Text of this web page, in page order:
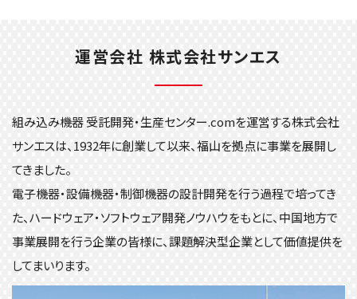
運営会社 株式会社サンエス
組み込み機器 受託開発・生産センター.comを運営する株式会社
サンエスは、1932年に創業して以来、福山を拠点に事業を展開し
てきました。
電子機器・設備機器・制御機器の設計開発を行う過程で培ってき
た、ハードウェア・ソフトウェア開発ノウハウをもとに、中国地方で
事業展開を行う企業の皆様に、課題解決型企業として価値提供を
してまいります。